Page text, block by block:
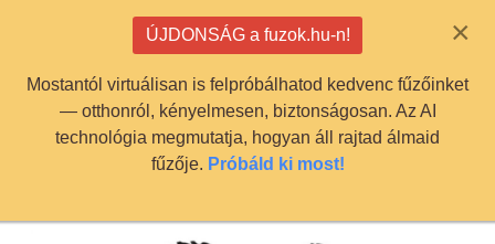
info@fuzok.hu ×
ÚJDONSÁG a fuzok.hu-n!
Mostantól virtuálisan is felpróbálhatod kedvenc fűzőinket
— otthonról, kényelmesen, biztonságosan. Az AI
technológia megmutatja, hogyan áll rajtad álmaid
fűzője. Próbáld ki most!